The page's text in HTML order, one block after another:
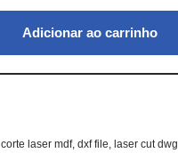
Adicionar ao carrinho
corte laser mdf, dxf file laser cut dwg